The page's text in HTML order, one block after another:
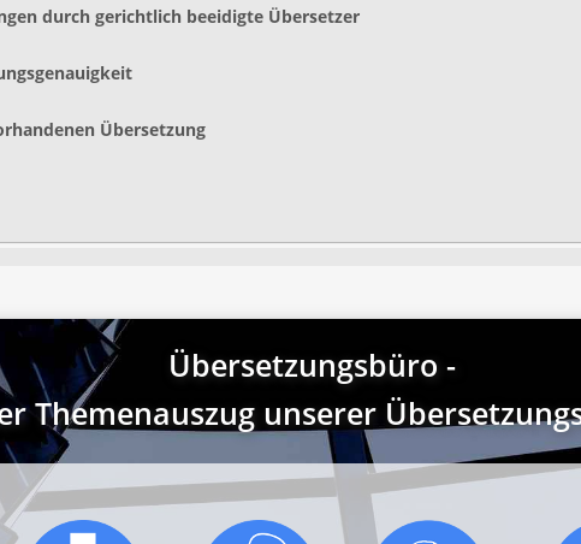
durch gerichtlich beeidigte Übersetzer
Übersetzung
Übersetzungsbüro -
Themenauszug unserer